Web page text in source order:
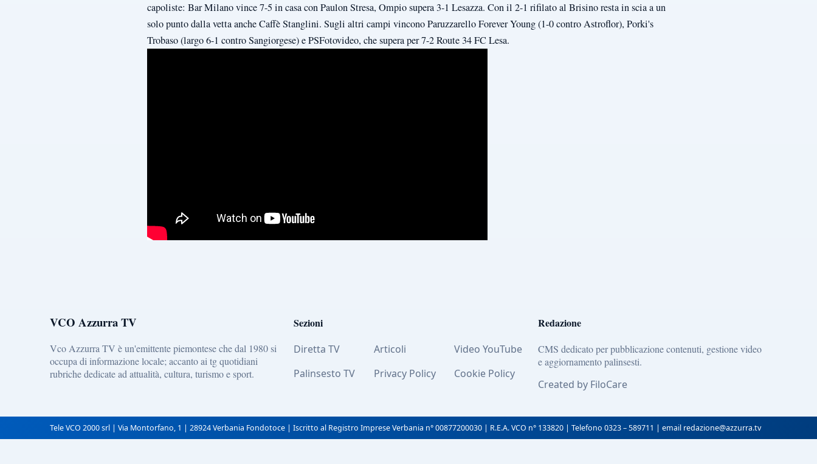
capoliste: Bar Milano vince 7-5 in casa con Paulon Stresa, Ompio supera 3-1 Lesazza. Con il 2-1 rifilato al Brisino resta in scia a un
solo punto dalla vetta anche Caffè Stanglini. Sugli altri campi vincono Paruzzarello Forever Young (1-0 contro Astroflor), Porki's
Trobaso (largo 6-1 contro Sangiorgese) e PSFotovideo, che supera per 7-2 Route 34 FC Lesa.
VCO Azzurra TV
Vco Azzurra TV è un'emittente piemontese che dal 1980 si
occupa di informazione locale; accanto ai tg quotidiani
rubriche dedicate ad attualità, cultura, turismo e sport.
Sezioni
Diretta TV Articoli
Video YouTube
Palinsesto TV
Privacy Policy Cookie Policy
Redazione
CMS dedicato per pubblicazione contenuti, gestione video
e aggiornamento palinsesti.
Created by FiloCare
Tele VCO 2000 srl | Via Montorfano, 1 | 28924 Verbania Fondotoce | Iscritto al Registro Imprese Verbania n° 00877200030 | R.E.A. VCO n° 133820 | Telefono 0323 – 589711 | email redazione@azzurra.tv